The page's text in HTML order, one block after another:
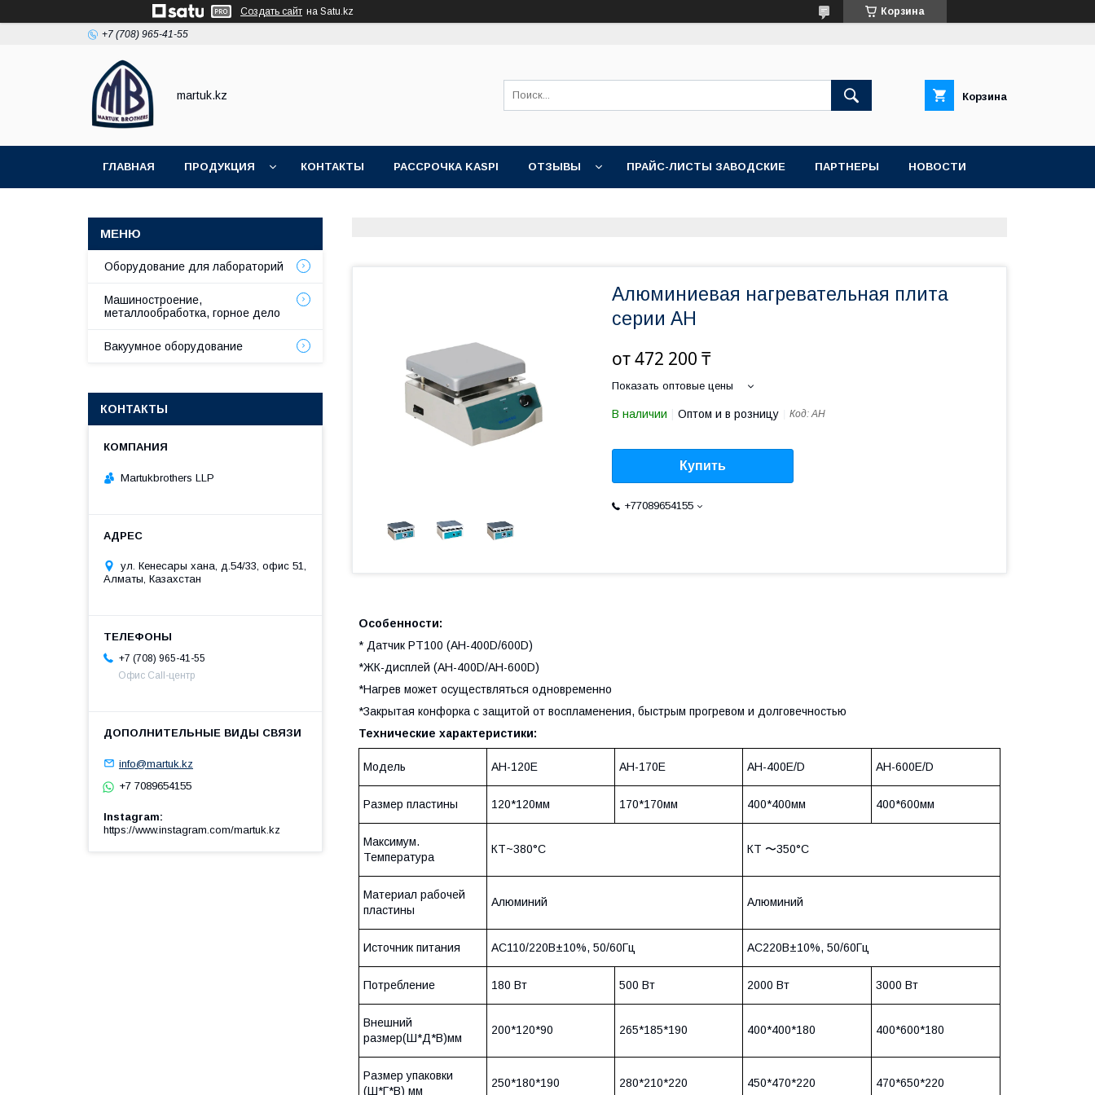
Создать сайт на Satu.kz Корзина
+7 (708) 965-41-55
martuk.kz Корзина
ГЛАВНАЯ ПРОДУКЦИЯ КОНТАКТЫ РАССРОЧКА KASPI ОТЗЫВЫ ПРАЙС-ЛИСТЫ ЗАВОДСКИЕ ПАРТНЕРЫ НОВОСТИ
Алюминиевая нагревательная плита
серии AH
от472 200 ₸
Показать оптовые цены
В наличии Оптом и в розницу Код:AH
Купить
+77089654155
Особенности:
* Датчик PT100 (AH-400D/600D)
*ЖК-дисплей (AH-400D/AH-600D)
*Нагрев может осуществляться одновременно
*Закрытая конфорка с защитой от воспламенения, быстрым прогревом и долговечностью
Технические характеристики:
Модель AH-120E AH-170E AH-400E/D AH-600E/D
Размер пластины 120*120мм 170*170мм 400*400мм 400*600мм
Максимум.
Температура
КТ~380°С КТ 〜350°C
Материал рабочей
пластины
Алюминий Алюминий
Источник питания AC110/220В±10%, 50/60Гц AC220В±10%, 50/60Гц
Потребление 180 Вт 500 Вт 2000 Вт 3000 Вт
Внешний
размер(Ш*Д*В)мм
200*120*90 265*185*190 400*400*180 400*600*180
Размер упаковки
(Ш*Г*В) мм
250*180*190 280*210*220 450*470*220 470*650*220
Оборудование для лабораторий
Машиностроение,
металлообработка, горное дело
Вакуумное оборудование
КОНТАКТЫ
Martukbrothers LLP
ул. Кенесары хана, д.54/33, офис 51,
Алматы, Казахстан
+7 (708) 965-41-55
Офис Call-центр
info@martuk.kz
+7 7089654155
Instagram
https://www.instagram.com/martuk.kz